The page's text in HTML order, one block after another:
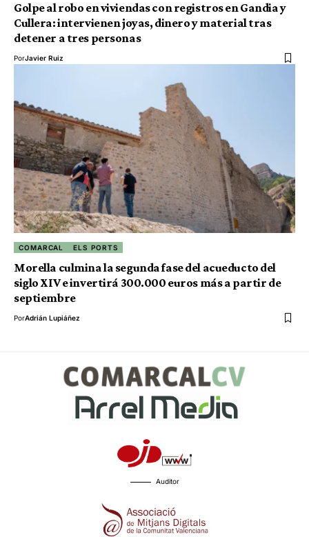
Golpe al robo en viviendas con registros en Gandia y
Cullera: intervienen joyas, dinero y material tras
detener a tres personas
PorJavier Ruiz
COMARCAL ELS PORTS
Morella culmina la segunda fase del acueducto del
siglo XIV e invertirá 300.000 euros más a partir de
septiembre
PorAdrián Lupiáñez
Auditor